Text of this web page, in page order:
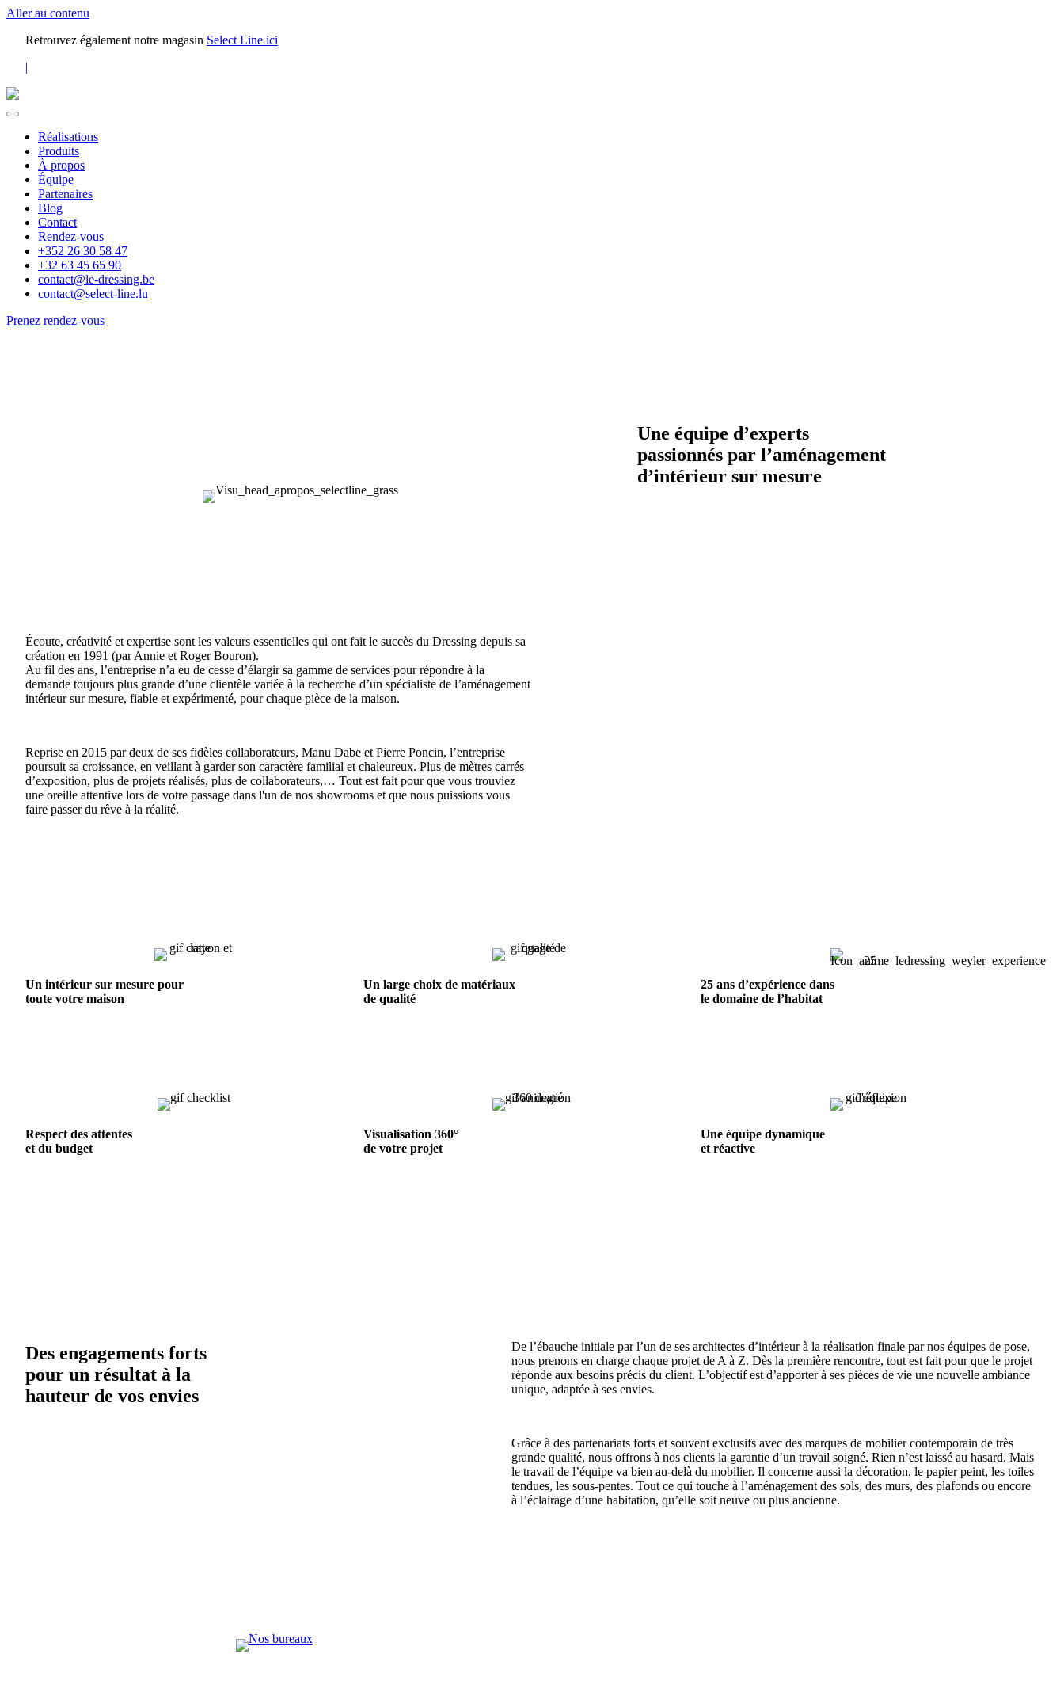
Aller au contenu
Retrouvez également notre magasin Select Line ici
|
Réalisations
Produits
À propos
Équipe
Partenaires
Blog
Contact
Rendez-vous
+352 26 30 58 47
+32 63 45 65 90
contact@le-dressing.be
contact@select-line.lu
Prenez rendez-vous
Une équipe d’experts
passionnés par l’aménagement
d’intérieur sur mesure
Écoute, créativité et expertise sont les valeurs essentielles qui ont fait le succès du Dressing depuis sa
création en 1991 (par Annie et Roger Bouron).
Au fil des ans, l’entreprise n’a eu de cesse d’élargir sa gamme de services pour répondre à la
demande toujours plus grande d’une clientèle variée à la recherche d’un spécialiste de l’aménagement
intérieur sur mesure, fiable et expérimenté, pour chaque pièce de la maison.
Reprise en 2015 par deux de ses fidèles collaborateurs, Manu Dabe et Pierre Poncin, l’entreprise
poursuit sa croissance, en veillant à garder son caractère familial et chaleureux. Plus de mètres carrés
d’exposition, plus de projets réalisés, plus de collaborateurs,… Tout est fait pour que vous trouviez
une oreille attentive lors de votre passage dans l'un de nos showrooms et que nous puissions vous
faire passer du rêve à la réalité.
Un intérieur sur mesure pour
toute votre maison
Un large choix de matériaux
de qualité
25 ans d’expériencedans
le domaine de l’habitat
Respect des attentes
et du budget
Visualisation 360°
de votre projet
Une équipe dynamique
et réactive
Des engagements forts
pour un résultat à la
hauteur de vos envies
De l’ébauche initiale par l’un de ses architectes d’intérieur à la réalisation finale par nos équipes de pose,
nous prenons en charge chaque projet de A à Z. Dès la première rencontre, tout est fait pour que le projet
réponde aux besoins précis du client. L’objectif est d’apporter à ses pièces de vie une nouvelle ambiance
unique, adaptée à ses envies.
Grâce à des partenariats forts et souvent exclusifs avec des marques de mobilier contemporain de très
grande qualité, nous offrons à nos clients la garantie d’un travail soigné. Rien n’est laissé au hasard. Mais
le travail de l’équipe va bien au-delà du mobilier. Il concerne aussi la décoration, le papier peint, les toiles
tendues, les sous-pentes. Tout ce qui touche à l’aménagement des sols, des murs, des plafonds ou encore
à l’éclairage d’une habitation, qu’elle soit neuve ou plus ancienne.